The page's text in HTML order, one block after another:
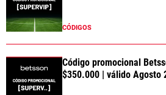
CÓDIGOS
Código promocional
$350.000 | válido Agosto